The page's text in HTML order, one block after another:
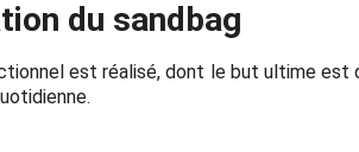
du sandbag
est réalisé, dont le but ultime est